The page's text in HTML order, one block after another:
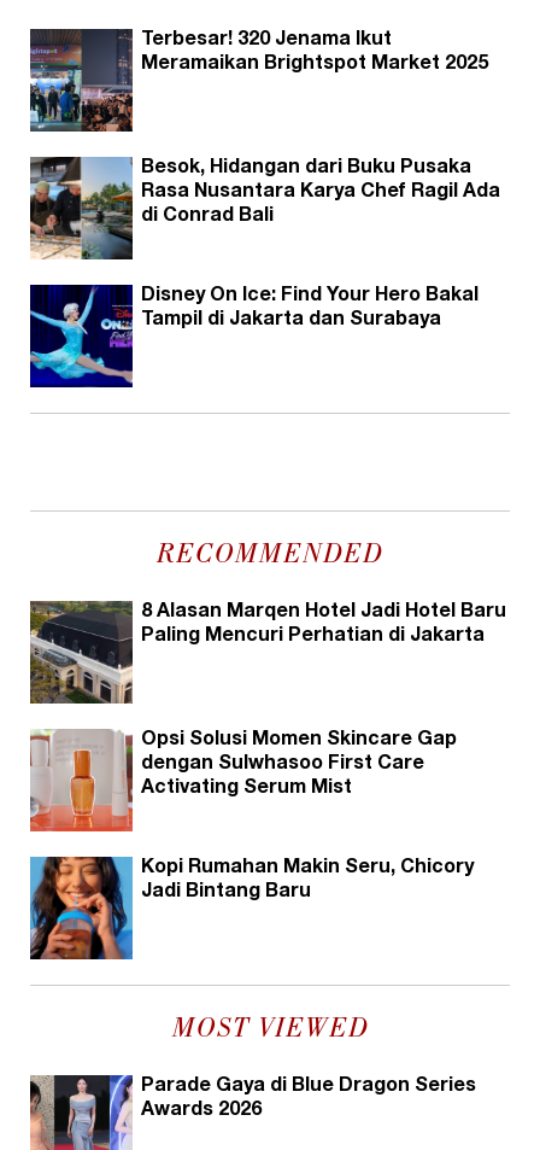
Terbesar! 320 Jenama Ikut
Meramaikan Brightspot Market 2025
Besok, Hidangan dari Buku Pusaka
Rasa Nusantara Karya Chef Ragil Ada
di Conrad Bali
Disney On Ice: Find Your Hero Bakal
Tampil di Jakarta dan Surabaya
RECOMMENDED
8 Alasan Marqen Hotel Jadi Hotel Baru
Paling Mencuri Perhatian di Jakarta
Opsi Solusi Momen Skincare Gap
dengan Sulwhasoo First Care
Activating Serum Mist
Kopi Rumahan Makin Seru, Chicory
Jadi Bintang Baru
MOST VIEWED
Parade Gaya di Blue Dragon Series
Awards 2026